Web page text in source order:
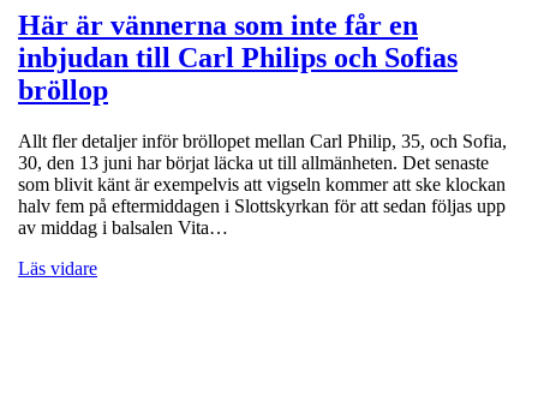
Här är vännerna som inte får en
inbjudan till Carl Philips och Sofias
bröllop
Allt fler detaljer inför bröllopet mellan Carl Philip, 35, och Sofia,
30, den 13 juni har börjat läcka ut till allmänheten. Det senaste
som blivit känt är exempelvis att vigseln kommer att ske klockan
halv fem på eftermiddagen i Slottskyrkan för att sedan följas upp
av middag i balsalen Vita…
Läs vidare